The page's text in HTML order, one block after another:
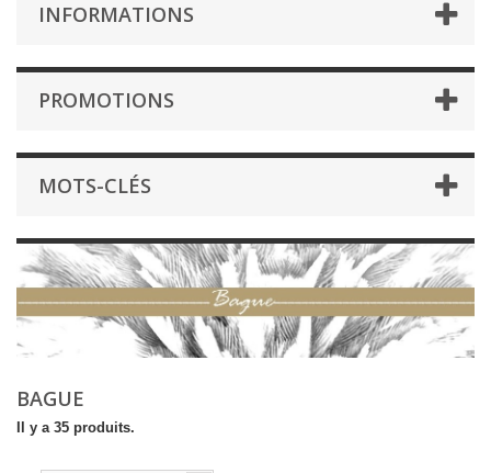
INFORMATIONS
PROMOTIONS
MOTS-CLÉS
BAGUE
Il y a 35 produits.